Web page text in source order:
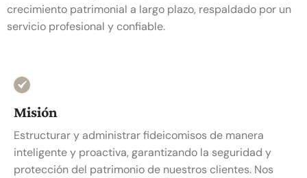
crecimiento patrimonial a largo plazo, respaldado por un
servicio profesional y confiable.
Misión
Estructurar y administrar fideicomisos de manera
inteligente y proactiva, garantizando la seguridad y
protección del patrimonio de nuestros clientes. Nos